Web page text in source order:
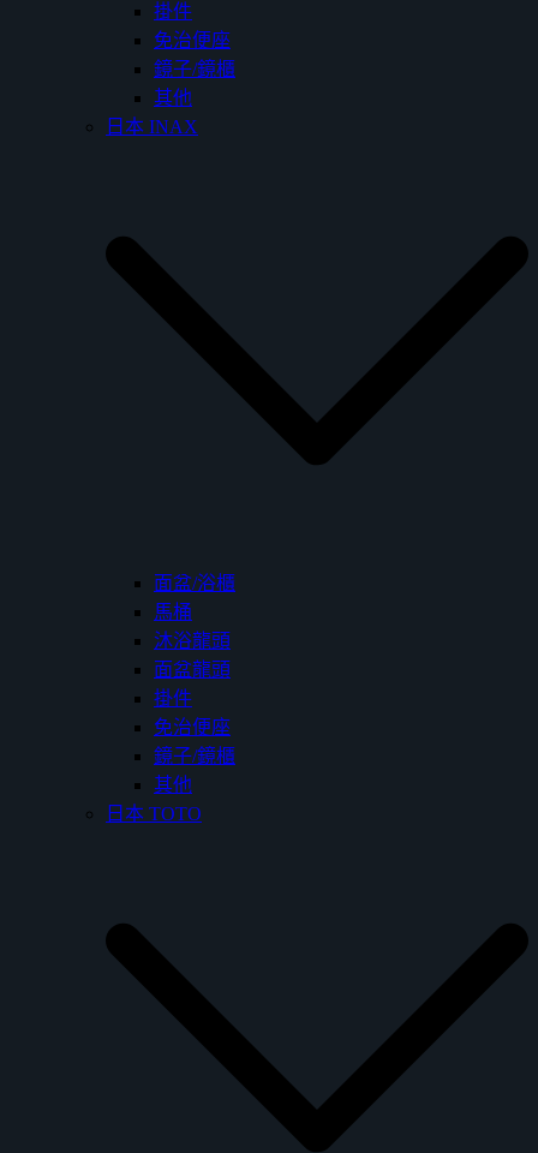
掛件
免治便座
鏡子/鏡櫃
其他
日本 INAX
面盆/浴櫃
馬桶
沐浴龍頭
面盆龍頭
掛件
免治便座
鏡子/鏡櫃
其他
日本 TOTO